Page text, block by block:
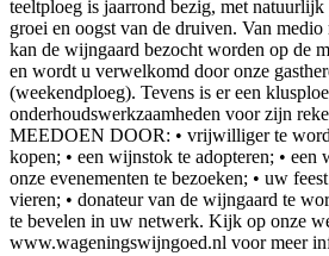
teeltploeg is jaarrond bezig, met natuurlijk
groei en oogst van de druiven. Van
kan de wijngaard bezocht worden op de
en wordt u verwelkomd door onze
(weekendploeg). Tevens is er een
onderhoudswerkzaamheden voor zijn
MEEDOEN DOOR: • vrijwilliger te
kopen; • een wijnstok te adopteren; • een
onze evenementen te bezoeken; • uw
vieren; • donateur van de wijngaard te
te bevelen in uw netwerk. Kijk op onze
www.wageningswijngoed.nl voor meer